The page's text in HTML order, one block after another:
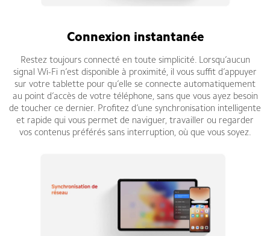
Connexion instantanée
Restez toujours connecté en toute simplicité. Lorsqu’aucun
signal Wi-Fi n’est disponible à proximité, il vous suffit d’appuyer
sur votre tablette pour qu’elle se connecte automatiquement
au point d’accès de votre téléphone, sans que vous ayez besoin
de toucher ce dernier. Profitez d’une synchronisation intelligente
et rapide qui vous permet de naviguer, travailler ou regarder
vos contenus préférés sans interruption, où que vous soyez.